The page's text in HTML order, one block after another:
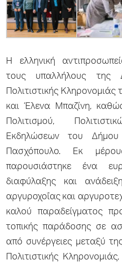
Η ελληνική
τους υπαλλήλους της
Πολιτιστικής
και Έλενα Μπαζίνη,
Πολιτισμού,
Εκδηλώσεων του
Πασχόπουλο. Εκ
παρουσιάστηκε ένα
διαφύλαξης και
αργυροχοΐας και
καλού παραδείγματος
τοπικής παράδοσης σε
από συνέργειες μεταξύ
Πολιτιστικής